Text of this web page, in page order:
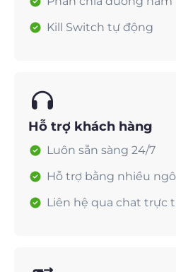
Kill Switch tự động
Hỗ trợ khách hàng
Luôn sẵn sàng 24/7
Hỗ trợ bằng nhiều
Liên hệ qua chat trực